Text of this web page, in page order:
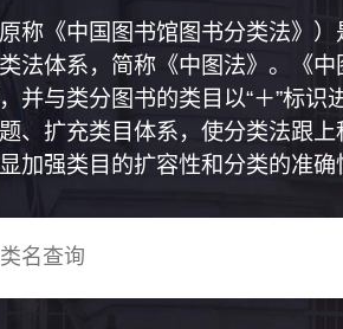
称《中国图书馆图书分类法》
法体系，简称《中图法》。《
并与类分图书的类目以“＋”标
、扩充类目体系，使分类法跟
加强类目的扩容性和分类的准确